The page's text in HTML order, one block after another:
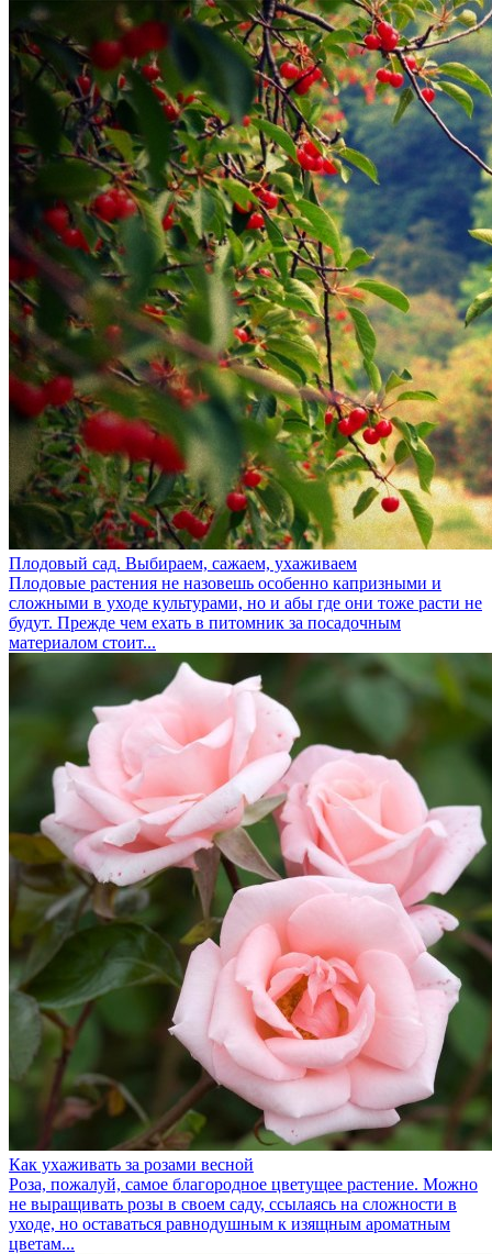
Плодовый сад. Выбираем, сажаем, ухаживаем
Плодовые растения не назовешь особенно капризными и
сложными в уходе культурами, но и абы где они тоже расти не
будут. Прежде чем ехать в питомник за посадочным
материалом стоит...
Как ухаживать за розами весной
Роза, пожалуй, самое благородное цветущее растение. Можно
не выращивать розы в своем саду, ссылаясь на сложности в
уходе, но оставаться равнодушным к изящным ароматным
цветам...